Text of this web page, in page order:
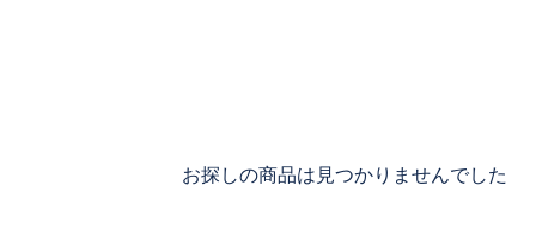
お探しの商品は見つかりませんでした